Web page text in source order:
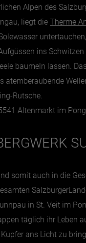
Alpen des
liegt die Therme
ins
baumeln lassen.
atemberaubende
Rutsche.
Altenmarkt im
somit auch in die
in St. Veit im
täglich ihr Leben
ans Licht zu